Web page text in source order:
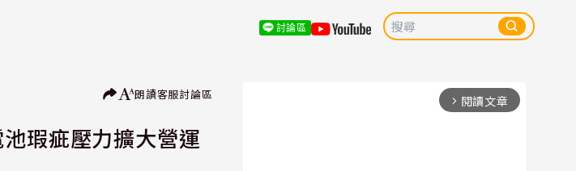
討論區
朗讀客服討論區
瑕疵壓力擴大營運
arrow_forward_ios 閱讀文章